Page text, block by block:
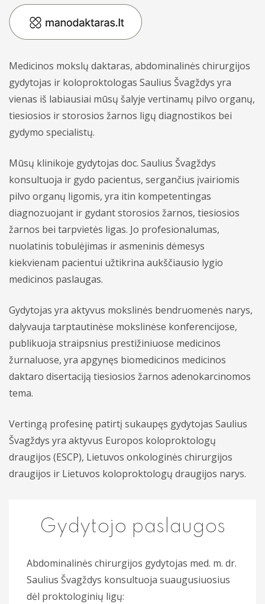
Vidaus tvarkos taisyklės
Kita informacija
Bendrosios praktikos gydytojai odontologai
Psichikos sveikatos centras - gydytojai
Vaikų ir nėščiųjų - gydytojai
Skiepai
Laboratoriniai tyrimai
Profilaktiniai sveikatos patikrinimai
Prevencinės programos
Konsultacijos
Tyrimai
Skiepai
Profilaktiniai sveikatos patikrinimai
Procedūros
Kitos paslaugos
Dovanų kuponai
Akcijos
Medicinos mokslų daktaras, abdominalinės chirurgijos
gydytojas ir koloproktologas Saulius Švagždys yra
vienas iš labiausiai mūsų šalyje vertinamų pilvo organų,
tiesiosios ir storosios žarnos ligų diagnostikos bei
gydymo specialistų.
Mūsų klinikoje gydytojas doc. Saulius Švagždys
konsultuoja ir gydo pacientus, sergančius įvairiomis
pilvo organų ligomis, yra itin kompetentingas
diagnozuojant ir gydant storosios žarnos, tiesiosios
žarnos bei tarpvietės ligas. Jo profesionalumas,
nuolatinis tobulėjimas ir asmeninis dėmesys
kiekvienam pacientui užtikrina aukščiausio lygio
medicinos paslaugas.
Gydytojas yra aktyvus mokslinės bendruomenės narys,
dalyvauja tarptautinėse mokslinėse konferencijose,
publikuoja straipsnius prestižiniuose medicinos
žurnaluose, yra apgynęs biomedicinos medicinos
daktaro disertaciją tiesiosios žarnos adenokarcinomos
tema.
Vertingą profesinę patirtį sukaupęs gydytojas Saulius
Švagždys yra aktyvus Europos koloproktologų
draugijos (ESCP), Lietuvos onkologinės chirurgijos
draugijos ir Lietuvos koloproktologų draugijos narys.
Gydytojo paslaugos
Abdominalinės chirurgijos gydytojas med. m. dr.
Saulius Švagždys konsultuoja suaugusiuosius
dėl proktologinių ligų: